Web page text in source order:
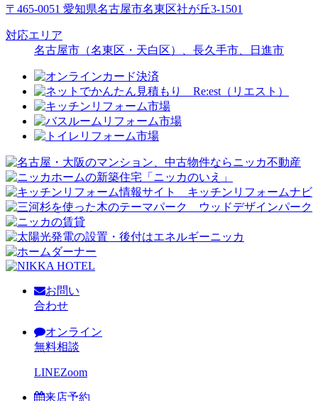
〒465-0051 愛知県名古屋市名東区社が丘3-1501
対応エリア
名古屋市（名東区・天白区）、長久手市、日進市
お問い
合わせ
オンライン
無料相談
LINEZoom
来店予約